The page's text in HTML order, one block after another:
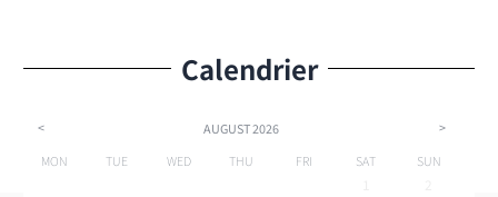
Calendrier
< AUGUST2026
>
MON
TUE WED THU FRI SAT SUN